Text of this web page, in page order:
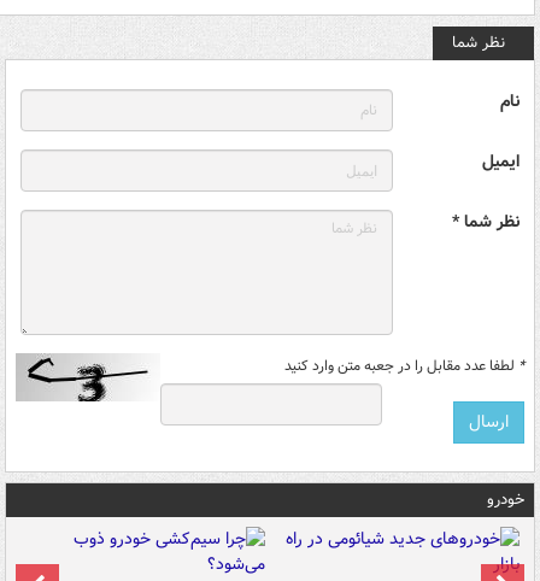
نظر شما
نام
ایمیل
نظر شما *
* لطفا عدد مقابل را در جعبه متن وارد کنید
خودرو